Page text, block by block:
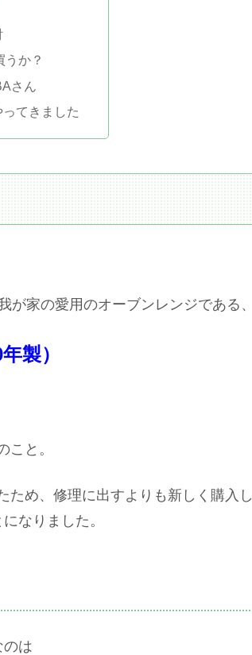
うか？
さん
てきました
家の愛用のオーブンレンジである、
製）
と。
ため、修理に出すよりも新しく購入し
なりました。
のは